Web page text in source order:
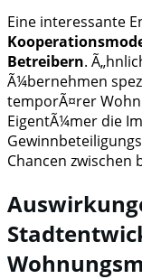
Eine interessante
Betreibern.
Ã¼bernehmen
temporÃ¤rer
EigentÃ¼mer die
Chancen zwischen